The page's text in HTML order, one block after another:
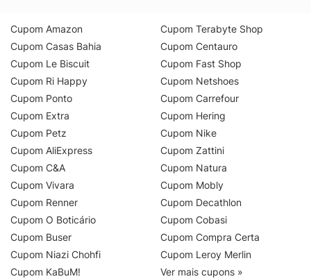
Cupom Amazon
Cupom Casas Bahia
Cupom Le Biscuit
Cupom Ri Happy
Cupom Ponto
Cupom Extra
Cupom Petz
Cupom AliExpress
Cupom C&A
Cupom Vivara
Cupom Renner
Cupom O Boticário
Cupom Buser
Cupom Niazi Chohfi
Cupom KaBuM!
Cupom Terabyte Shop
Cupom Centauro
Cupom Fast Shop
Cupom Netshoes
Cupom Carrefour
Cupom Hering
Cupom Nike
Cupom Zattini
Cupom Natura
Cupom Mobly
Cupom Decathlon
Cupom Cobasi
Cupom Compra Certa
Cupom Leroy Merlin
Ver mais cupons »